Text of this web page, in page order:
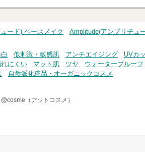
ード) ベースメイク Amplitude(アンプリチュ
低刺激・敏感肌 アンチエイジング UVカ
にくい
マット肌 ツヤ ウォータープルーフ
自然派化粧品・オーガニックコスメ
@cosme（アットコスメ）